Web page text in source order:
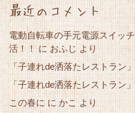
最近のコメント
電動自転車の手元電源スイッ
活！！ に おふじ より
「子連れde洒落たレストラン
「子連れde洒落たレストラン
この春に に かこより